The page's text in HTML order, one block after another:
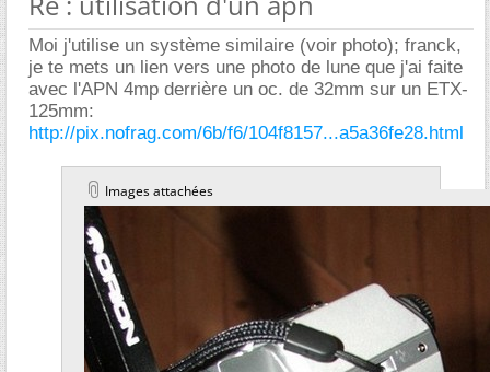
Moi j'utilise un système similaire (voir photo); franck,
je te mets un lien vers une photo de lune que j'ai faite
avec l'APN 4mp derrière un oc. de 32mm sur un ETX-
125mm:
http://pix.nofrag.com/6b/f6/104f8157...a5a36fe28.html
Images attachées